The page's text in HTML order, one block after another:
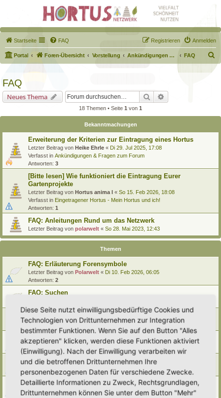
Startseite FAQ Anmelden
Registrieren
Portal Foren-Übersicht Vorstellung Ankündigungen & Fragen zum Forum FAQ
u
FAQ
Neues Thema Suche
18 Themen • Seite 1 von 1
Bekanntmachungen
Erweiterung der Kriterien zur Eintragung eines Hortus
Letzter Beitrag von Heike Ehrle « Di 29. Jul 2025, 17:08
Verfasst in Ankündigungen & Fragen zum Forum
Antworten: 3
[Bitte lesen] Wie funktioniert die Eintragung Eurer
Gartenprojekte
Letzter Beitrag von Hortus anima l « So 15. Feb 2026, 18:08
Verfasst in Eingetragener Hortus - Mein Hortus und ich!
Antworten: 1
FAQ: Anleitungen Rund um das Netzwerk
Letzter Beitrag von polarwelt « So 28. Mai 2023, 12:43
Themen
FAQ: Erläuterung Forensymbole
Letzter Beitrag von Polarwelt « Di 10. Feb 2026, 06:05
Antworten: 2
FAQ: Suchen
FAQ: Entwürfe wiederfinden
Letzter Beitrag von Polarwelt «So 25. Feb 2024, 17:57
FAQ: Direkt zu einem Beitrag springen
Letzter Beitrag von Polarwelt
FAQ: Zum letzten Beitrag springen
Letzter Beitrag von Polarwelt« Mi 21. Jun 2023, 12:36
FAQ: Urheberrecht
Letzter Beitrag vonPolarwelt«Mo 5. Jun 2023, 10:38
Diese Seite nutzt einwilligungsbedürftige Cookies und
Technologien von Drittunternehmen zur Integration
bestimmter Funktionen. Wenn Sie auf den Button "Alles
akzeptieren" klicken, werden diese Funktionen aktiviert
(Einwilligung). Nach der Einwilligung verarbeiten wir
und die betroffenen Drittunternehmen Ihre
personenbezogenen Daten für verschiedene Zwecke.
Detaillierte Informationen zu Zweck, Rechtsgrundlagen,
Drittunternehmen können Sie unter dem Button "Mehr"